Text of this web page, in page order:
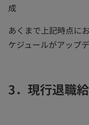
成
あくまで上記時点に
ケジュールがアップ
3．現行退職